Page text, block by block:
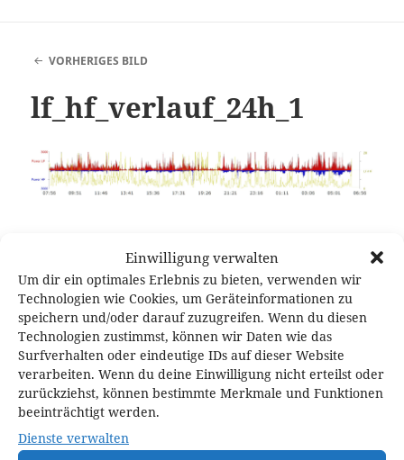
Einwilligung verwalten
Um dir ein optimales Erlebnis zu bieten, verwenden wir
Technologien wie Cookies, um Geräteinformationen zu
speichern und/oder darauf zuzugreifen. Wenn du diesen
Technologien zustimmst, können wir Daten wie das
Surfverhalten oder eindeutige IDs auf dieser Website
verarbeiten. Wenn du deine Einwilligung nicht erteilst oder
zurückziehst, können bestimmte Merkmale und Funktionen
beeinträchtigt werden.
Dienste verwalten
VORHERIGES BILD
lf_hf_verlauf_24h_1
Veröffentlicht
am
2. Oktober 2016 Originalgröße
2578 × 400
Schreibe einen Kommentar
Deine E-Mail-Adresse wird nicht veröffentlicht.Erforderliche Felder
sind mit*markiert
KOMMENTAR*